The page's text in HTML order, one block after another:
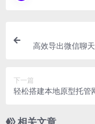
高效导出微信聊
下一篇
轻松搭建本地原型托管